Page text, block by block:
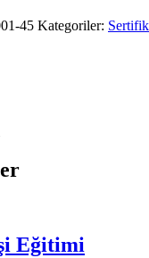
45 Kategoriler:
Eğitimi